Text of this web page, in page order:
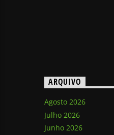
ARQUIVO
Agosto 2026
Julho 2026
Junho 2026